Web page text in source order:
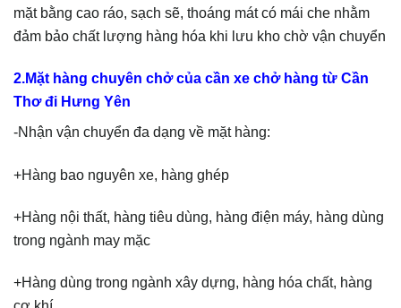
mặt bằng cao ráo, sạch sẽ, thoáng mát có mái che nhằm
đảm bảo chất lượng hàng hóa khi lưu kho chờ vận chuyển
2.Mặt hàng chuyên chở của cần xe chở hàng từ Cần
Thơ đi Hưng Yên
-Nhận vận chuyển đa dạng về mặt hàng:
+Hàng bao nguyên xe, hàng ghép
+Hàng nội thất, hàng tiêu dùng, hàng điện máy, hàng dùng
trong ngành may mặc
+Hàng dùng trong ngành xây dựng, hàng hóa chất, hàng